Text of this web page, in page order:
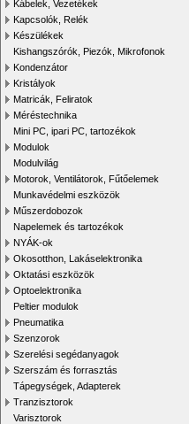
Kábelek, Vezetékek
Kapcsolók, Relék
Készülékek
Kishangszórók, Piezók, Mikrofonok
Kondenzátor
Kristályok
Matricák, Feliratok
Méréstechnika
Mini PC, ipari PC, tartozékok
Modulok
Modulvilág
Motorok, Ventilátorok, Fűtőelemek
Munkavédelmi eszközök
Műszerdobozok
Napelemek és tartozékok
NYÁK-ok
Okosotthon, Lakáselektronika
Oktatási eszközök
Optoelektronika
Peltier modulok
Pneumatika
Szenzorok
Szerelési segédanyagok
Szerszám és forrasztás
Tápegységek, Adapterek
Tranzisztorok
Varisztorok